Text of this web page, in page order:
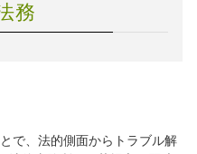
務
で、法的側面からトラブル解